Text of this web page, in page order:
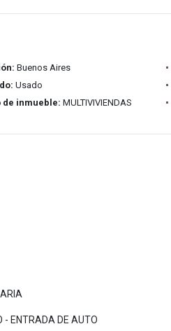
Buenos Aires
Usado
de inmueble: MULTIVIVIENDAS
- ENTRADA DE AUTO